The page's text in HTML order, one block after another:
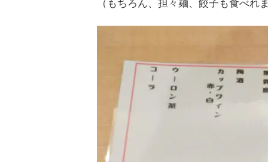
（もちろん、担々麺、餃子も食べれ